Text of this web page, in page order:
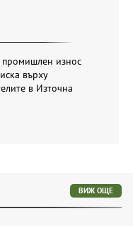
промишлен износ
върху
в Източна
ВИЖ ОЩЕ